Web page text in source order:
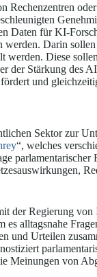
Rechenzentren
Daten für KI-
Darin
Diese
der Stärkung des
und
Sektor zur
“, welches
der Regierung von
alltagsnahe
und Urteilen
Meinungen von